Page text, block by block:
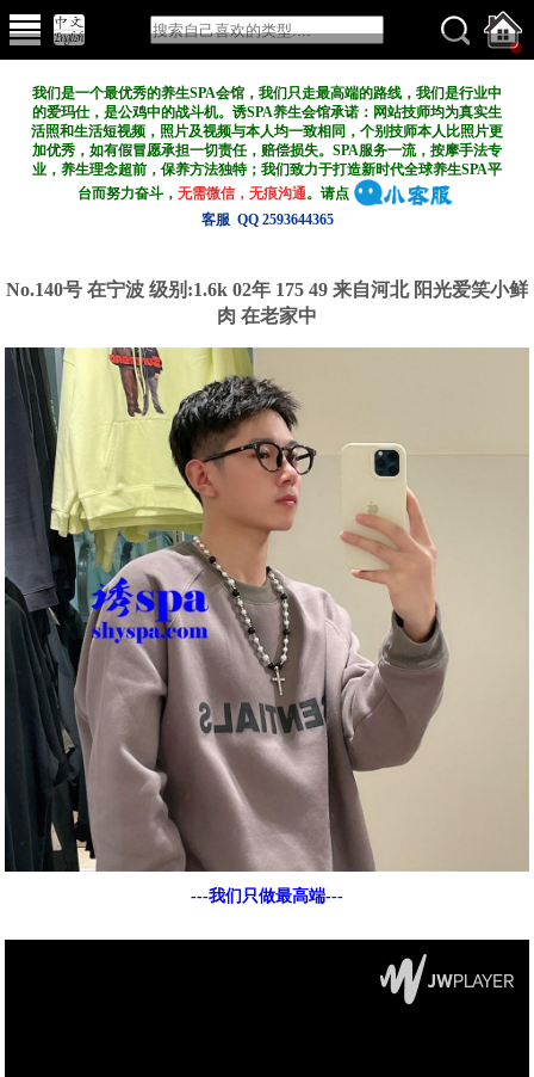
我们是一个最优秀的养生SPA会馆，我们只走最高端的路线，我们是行业中
的爱玛仕，是公鸡中的战斗机。诱SPA养生会馆承诺：网站技师均为真实生
活照和生活短视频，照片及视频与本人均一致相同，个别技师本人比照片更
加优秀，如有假冒愿承担一切责任，赔偿损失。SPA服务一流，按摩手法专
业，养生理念超前，保养方法独特；我们致力于打造新时代全球养生SPA平
台而努力奋斗，无需微信，无痕沟通。请点
客服 QQ 2593644365
No.140号 在宁波 级别:1.6k 02年 175 49 来自河北 阳光爱笑小鲜
肉 在老家中
---我们只做最高端---